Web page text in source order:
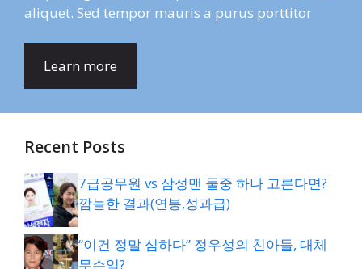
aliquet. Sed tempor mauris a purus porttitor
Learn more
Recent Posts
7급공무원 vs 삼성맨 둘중 하나 고른다면?
깜놀한 결과(연봉,성과급)
“이건 정말 심하다” 정우성의 친아들, 대체
무슨일?